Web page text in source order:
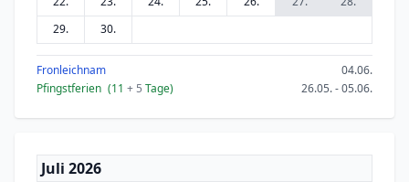
29.
30.
Fronleichnam
04.06.
Pfingstferien (11 + 5 Tage) 26.05. - 05.06.
Juli 2026